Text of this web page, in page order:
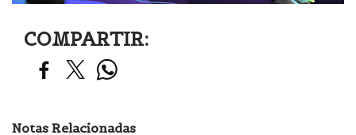
COMPARTIR:
Notas Relacionadas